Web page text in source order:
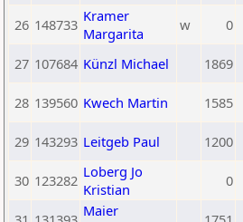
26 148733 Kramer
Margarita
w 0
27 107684 Künzl Michael 1869
28 139560 Kwech Martin 1585
29 143293 Leitgeb Paul 1200
30 123282 Loberg Jo
Kristian
0
Maier